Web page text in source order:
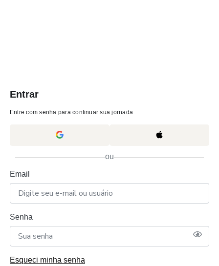
Entrar
Entre com senha para continuar sua jornada
ou
Email
Senha
Esqueci minha senha